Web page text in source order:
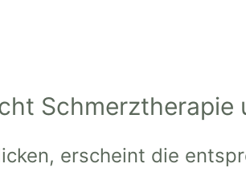
erscheint die